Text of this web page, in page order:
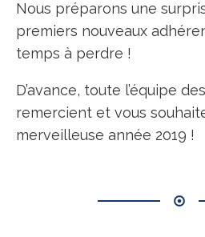
Nous préparons une
premiers nouveaux
temps à perdre !
D’avance, toute l’équipe
remercient et vous
merveilleuse année 2019 !